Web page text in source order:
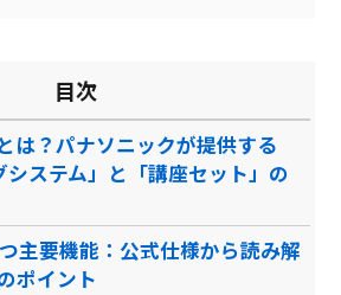
目次
は？パナソニックが提供する
システム」と「講座セット」の
主要機能：公式仕様から読み解
ポイント